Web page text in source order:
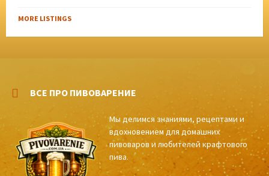
MORE LISTINGS
ВСЕ ПРО ПИВОВАРЕНИЕ
Мы делимся знаниями, рецептами и
вдохновением для домашних
пивоваров и любителей крафтового
пива.